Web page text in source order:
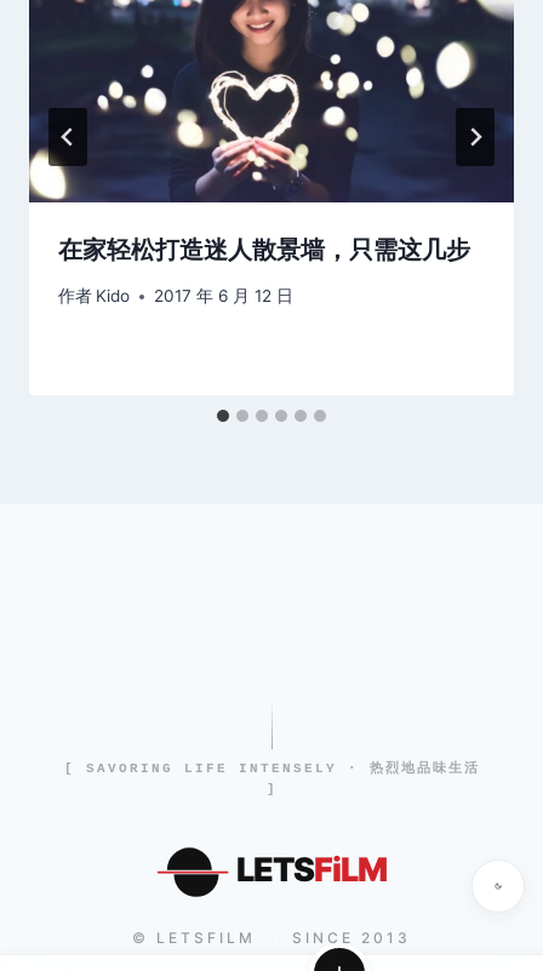
在家轻松打造迷人散景墙，只需这几步
作者 Kido 2017 年 6 月 12 日
[ SAVORING LIFE INTENSELY · 热烈地品味生活
]
LETSFiLM
© LETSFILM SINCE 2013